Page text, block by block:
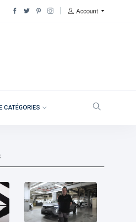
Account
CATÉGORIES